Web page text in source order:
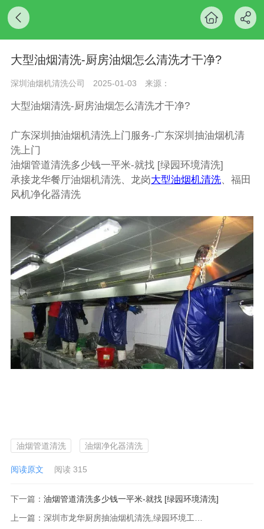
大型油烟清洗-厨房油烟怎么清洗才干净?
深圳油烟机清洗公司 2025-01-03 来源：
大型油烟清洗-厨房油烟怎么清洗才干净?
广东深圳抽油烟机清洗上门服务-广东深圳抽油烟机清
洗上门
油烟管道清洗多少钱一平米-就找 [绿园环境清洗]
承接龙华餐厅油烟机清洗、龙岗大型油烟机清洗 、福田
风机净化器清洗
油烟管道清洗 油烟净化器清洗
阅读原文 阅读 315
下一篇：油烟管道清洗多少钱一平米-就找 [绿园环境清洗]
上一篇：深圳市龙华厨房抽油烟机清洗,绿园环境工程清洁服务